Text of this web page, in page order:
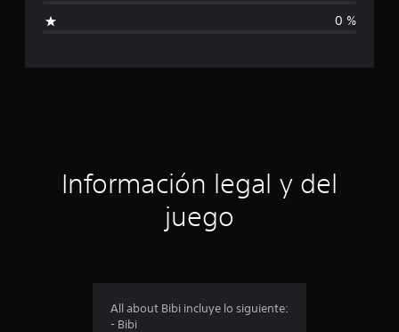
f
a
0 %
Información legal y del
juego
All about Bibi incluye lo siguiente:
- Bibi